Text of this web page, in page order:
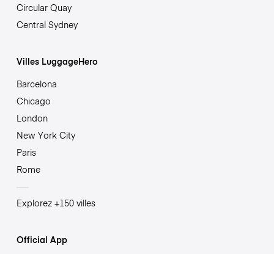
Circular Quay
Central Sydney
Villes LuggageHero
Barcelona
Chicago
London
New York City
Paris
Rome
Explorez +150 villes
Official App